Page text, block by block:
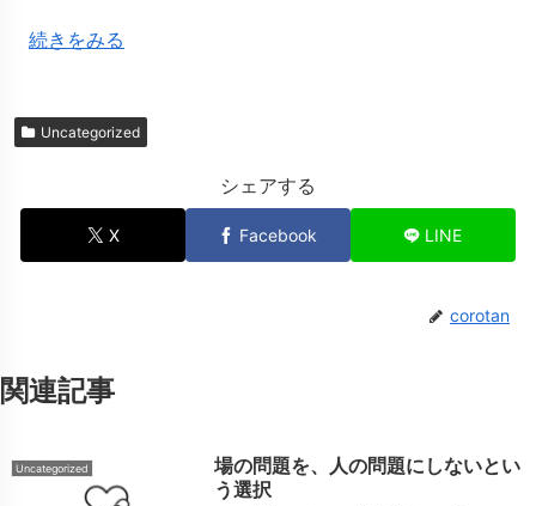
続きをみる
Uncategorized
シェアする
X Facebook LINE
corotan
関連記事
Uncategorized
場の問題を、人の問題にしないとい
う選択